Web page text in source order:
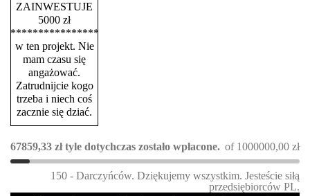
ZAINWESTUJE
5000 zł
****************
w ten projekt. Nie
mam czasu się
angażować.
Zatrudnijcie kogo
trzeba i niech coś
zacznie się dziać.
67859,33 zł tyle dotychczas zostało wpłacone. of 1000000,00 zł
150 - Darczyńców. Dziękujemy wszystkim. Jesteście siłą
przedsiębiorców PL.